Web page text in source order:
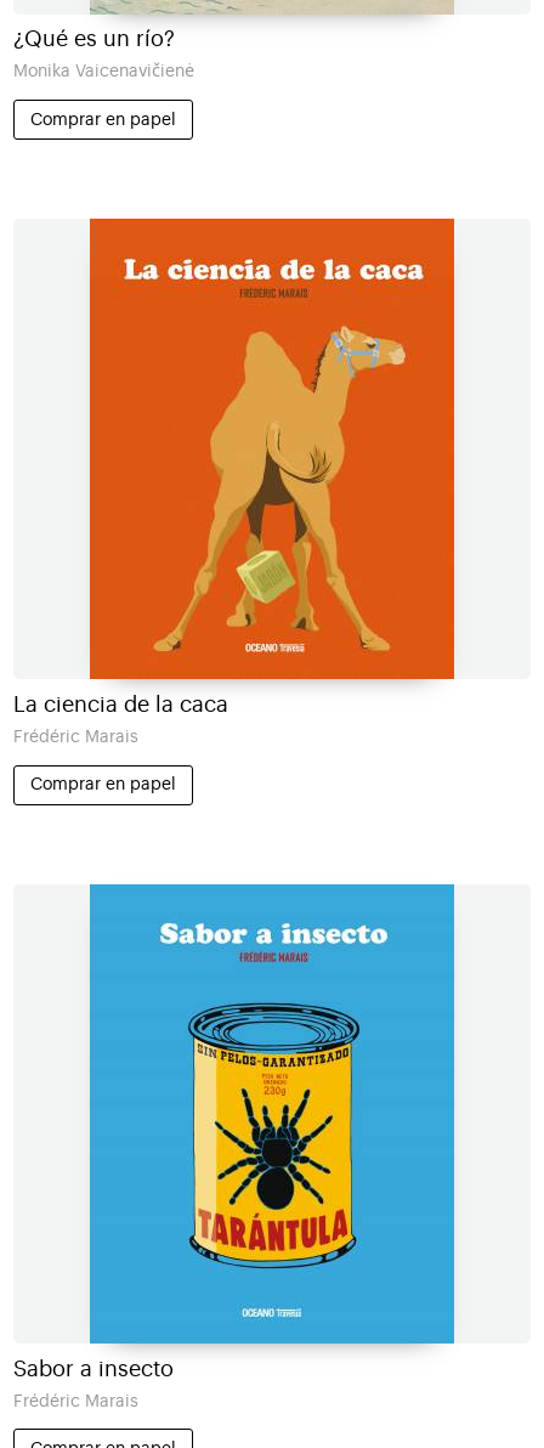
¿Qué es un río?
Monika Vaicenavičienė
Comprar en papel
La ciencia de la caca
Frédéric Marais
Comprar en papel
Sabor a insecto
Frédéric Marais